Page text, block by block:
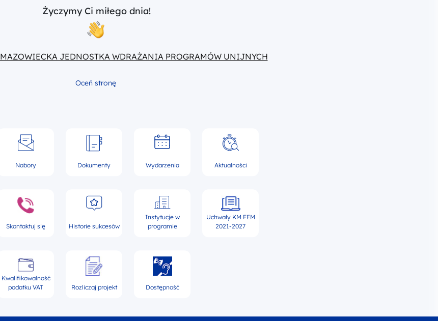
Życzymy Ci miłego dnia!
MAZOWIECKA JEDNOSTKA WDRAŻANIA PROGRAMÓW UNIJNYCH
Oceń stronę
Nabory Dokumenty Wydarzenia Aktualności
Skontaktuj się Historie sukcesów
Instytucje w
programie
Uchwały KM FEM
2021-2027
Kwalifikowalność
podatku VAT
Rozliczaj projekt Dostępność